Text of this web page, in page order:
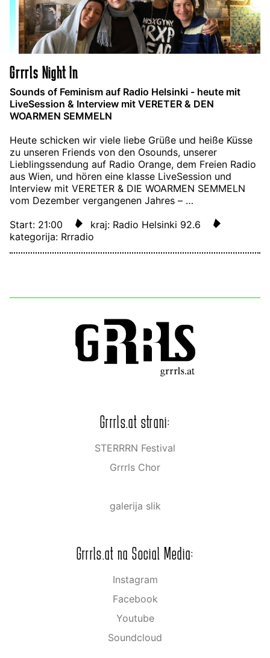
Grrrls Night In
Sounds of Feminism auf Radio Helsinki - heute mit
LiveSession & Interview mit VERETER & DEN
WOARMEN SEMMELN
Heute schicken wir viele liebe Grüße und heiße Küsse
zu unseren Friends von den Osounds, unserer
Lieblingssendung auf Radio Orange, dem Freien Radio
aus Wien, und hören eine klasse LiveSession und
Interview mit VERETER & DIE WOARMEN SEMMELN
vom Dezember vergangenen Jahres – …
Start: 21:00
kraj: Radio Helsinki 92.6
kategorija: Rrradio
Grrrls.at strani:
STERRRN Festival
Grrrls Chor
galerija slik
Grrrls.at na Social Media:
Instagram
Facebook
Youtube
Soundcloud